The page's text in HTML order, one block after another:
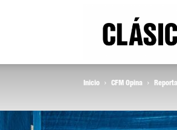
Inicio CFM Opina